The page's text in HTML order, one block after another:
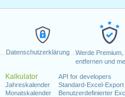
Datenschutzerklärung
Werde
entfernen und
Kalkulator
Jahreskalender
Monatskalender
API for developers
Standard-Excel-Export
Benutzerdefinierter